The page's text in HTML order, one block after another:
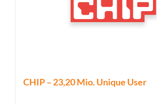
CHIP – 23,20 Mio. Unique User